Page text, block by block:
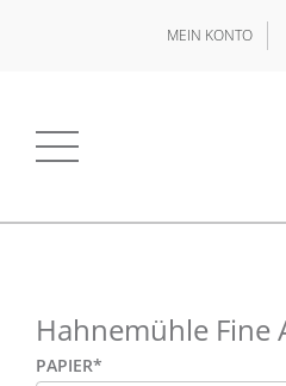
MEIN KONTO
Hahnemühle Fine
PAPIER*